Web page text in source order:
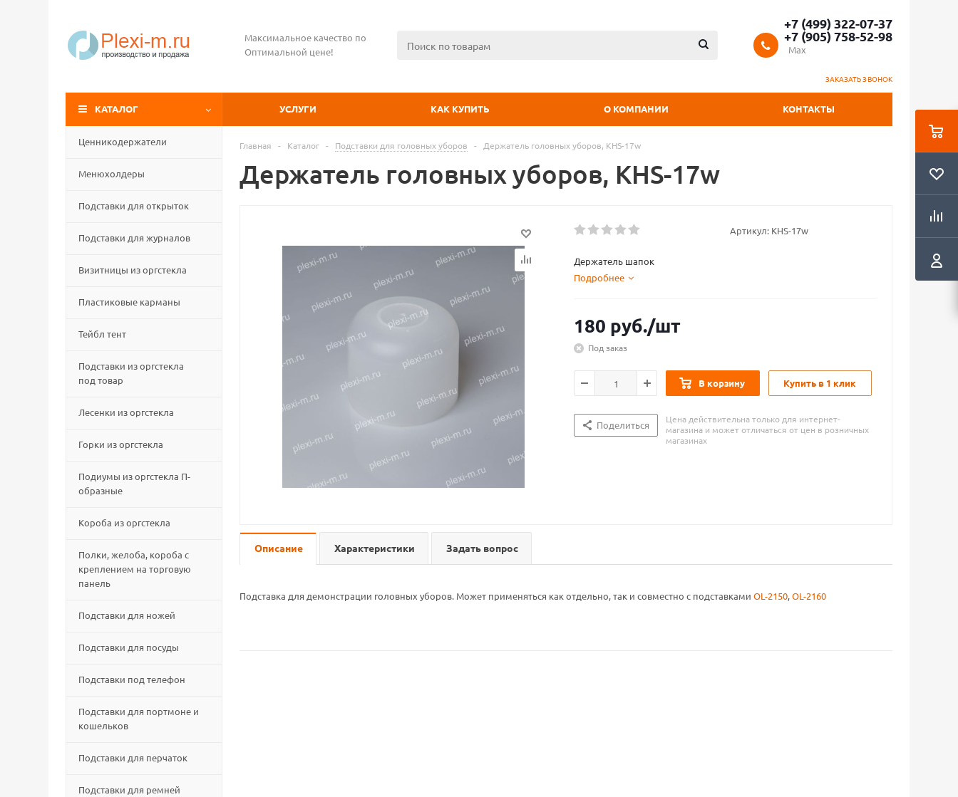
Максимальное качество по
Оптимальной цене!
+7 (499) 322-07-37
+7 (905) 758-52-98
Max
ЗАКАЗАТЬ ЗВОНОК
КАТАЛОГ УСЛУГИ КАК КУПИТЬ О КОМПАНИИ КОНТАКТЫ
Ценникодержатели
Менюхолдеры
Подставки для открыток
Подставки для журналов
Визитницы из оргстекла
Пластиковые карманы
Тейбл тент
Подставки из оргстекла
под товар
Лесенки из оргстекла
Горки из оргстекла
Подиумы из оргстекла П-
образные
Короба из оргстекла
Полки, желоба, короба с
креплением на торговую
панель
Подставки для ножей
Подставки для посуды
Подставки под телефон
Подставки для портмоне и
кошельков
Подставки для перчаток
Подставки для ремней
Главная - Каталог - Подставки для головных уборов - Держатель головных уборов, KHS-17w
Держатель головных уборов, KHS-17w
Артикул: KHS-17w
Держатель шапок
Подробнее
180 руб./шт
Под заказ
В корзину Купить в 1 клик
Поделиться
Цена действительна только для интернет-
магазина и может отличаться от цен в розничных
магазинах
Описание Характеристики Задать вопрос
Подставка для демонстрации головных уборов. Может применяться как отдельно, так и совместно с подставками OL-2150,OL-2160